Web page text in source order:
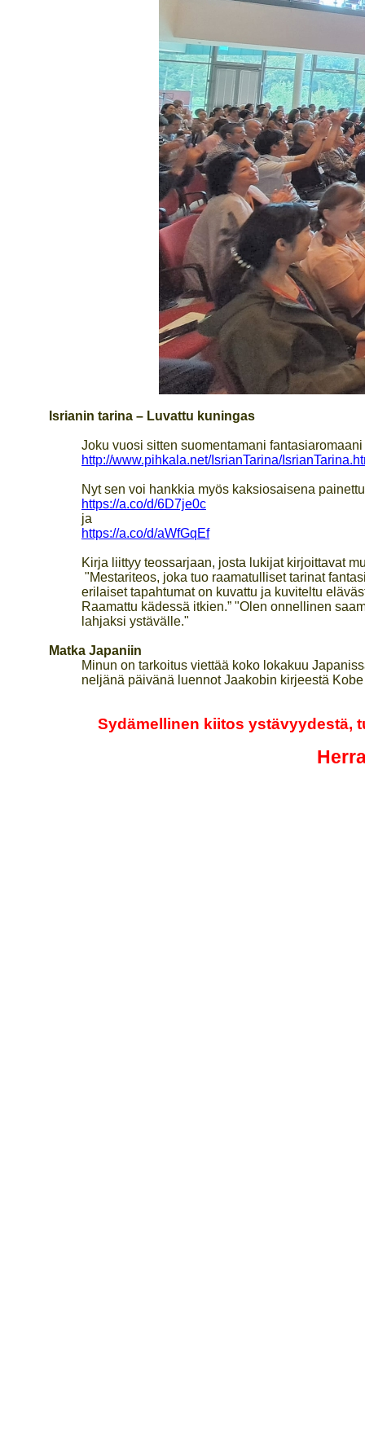
Isrianin tarina – Luvattu kuningas
Joku vuosi sitten suomentamani
http://www.pihkala.net/IsrianTarina/
Nyt sen voi hankkia myös kaksiosaisena
https://a.co/d/6D7je0c
ja
https://a.co/d/aWfGqEf
Kirja liittyy teossarjaan, josta lukijat kirjoittavat
"Mestariteos, joka tuo raamatulliset tarinat
erilaiset tapahtumat on kuvattu ja kuviteltu
Raamattu kädessä itkien.” "Olen onnellinen
lahjaksi ystävälle."
Matka Japaniin
Minun on tarkoitus viettää koko lokakuu
neljänä päivänä luennot Jaakobin kirjeestä
Sydämellinen kiitos ystävyydestä,